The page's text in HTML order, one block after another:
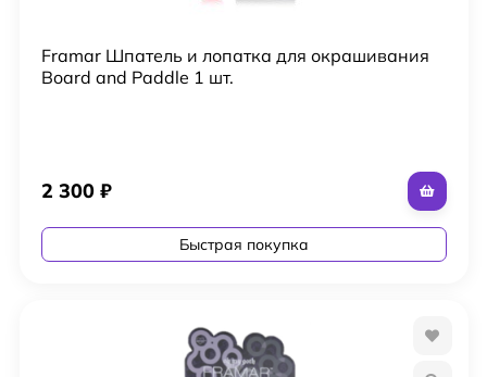
Framar Шпатель и лопатка для окрашивания
Board and Paddle 1 шт.
2 300 ₽
Быстрая покупка